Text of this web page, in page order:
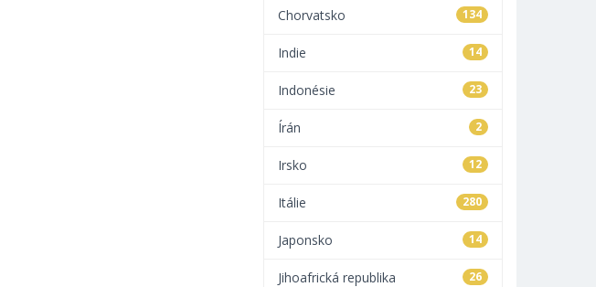
134
Chorvatsko
14
Indie
23
Indonésie
2
Írán
12
Irsko
280
Itálie
14
Japonsko
26
Jihoafrická republika